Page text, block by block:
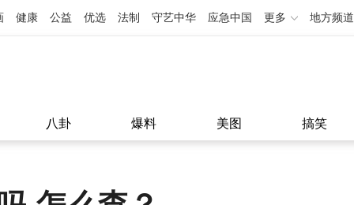
健康 公益 优选 法制 守艺中华 应急中国 更多 地方频道
八卦 爆料 美图 搞笑